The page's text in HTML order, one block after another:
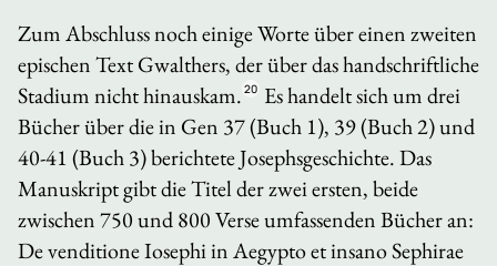
Zum Abschluss noch einige Worte über einen zweiten
epischen Text Gwalthers, der über das handschriftliche
Stadium nicht hinauskam. 20 Es handelt sich um drei
Bücher über die in Gen 37 (Buch 1), 39 (Buch 2) und
40-41 (Buch 3) berichtete Josephsgeschichte. Das
Manuskript gibt die Titel der zwei ersten, beide
zwischen 750 und 800 Verse umfassenden Bücher an:
De venditione Iosephi in Aegypto et insano Sephirae